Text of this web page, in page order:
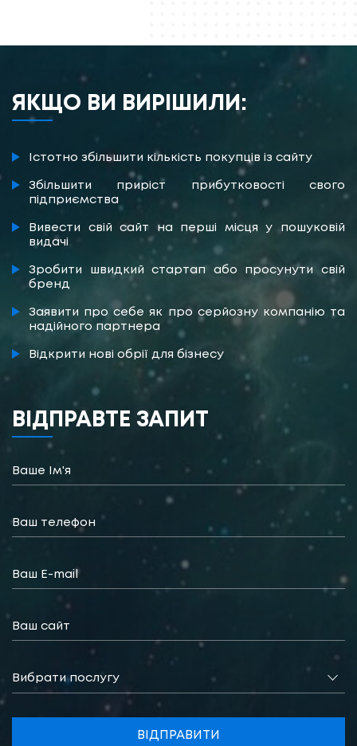
ЯКЩО ВИ ВИРІШИЛИ:
Істотно збільшити кількість покупців із сайту
Збільшити приріст прибутковості свого
підприємства
Вивести свій сайт на перші місця у пошуковій
видачі
Зробити швидкий стартап або просунути свій
бренд
Заявити про себе як про серйозну компанію та
надійного партнера
Відкрити нові обрії для бізнесу
ВІДПРАВТЕ ЗАПИТ
Вибрати послугу
ВІДПРАВИТИ